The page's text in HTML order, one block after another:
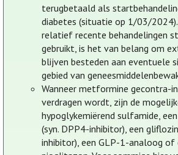
terugbetaald als
diabetes (situatie op 1/03/
relatief recente behandelingen
gebruikt, is het van belang om
blijven besteden aan eventuele
gebied van
Wanneer metformine gecontra-
verdragen wordt, zijn de
hypoglykemiërend sulfamide,
(syn. DPP4-inhibitor), een
inhibitor), een GLP-1-analoog